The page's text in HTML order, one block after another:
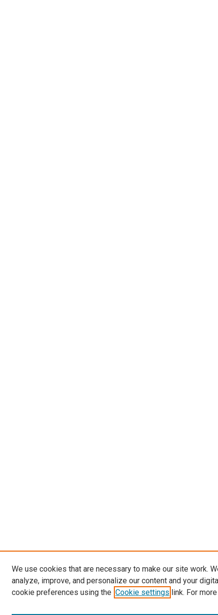
We use cookies that are necessary to make our site work.
analyze, improve, and personalize our content and your
cookie preferences using the Cookie settings link. For